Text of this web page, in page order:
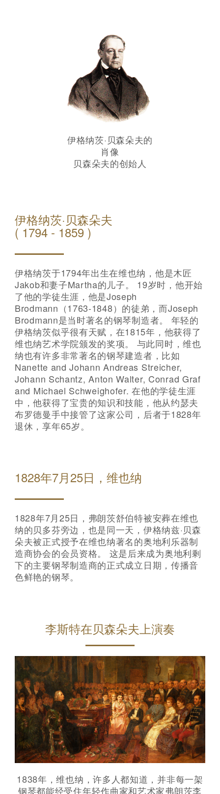
伊格纳茨·贝森朵夫的
肖像
贝森朵夫的创始人
伊格纳茨·贝森朵夫
( 1794 - 1859 )
伊格纳茨于1794年出生在维也纳，他是木匠
Jakob和妻子Martha的儿子。 19岁时，他开始
了他的学徒生涯，他是Joseph
Brodmann（1763-1848）的徒弟，而Joseph
Brodmann是当时著名的钢琴制造者。 年轻的
伊格纳茨似乎很有天赋，在1815年，他获得了
维也纳艺术学院颁发的奖项。 与此同时，维也
纳也有许多非常著名的钢琴建造者，比如
Nanette and Johann Andreas Streicher,
Johann Schantz, Anton Walter, Conrad Graf
and Michael Schweighofer. 在他的学徒生涯
中，他获得了宝贵的知识和技能，他从约瑟夫
布罗德曼手中接管了这家公司，后者于1828年
退休，享年65岁。
1828年7月25日，维也纳
1828年7月25日，弗朗茨舒伯特被安葬在维也
纳的贝多芬旁边，也是同一天，伊格纳兹·贝森
朵夫被正式授予在维也纳著名的奥地利乐器制
造商协会的会员资格。 这是后来成为奥地利剩
下的主要钢琴制造商的正式成立日期，传播音
色鲜艳的钢琴。
李斯特在贝森朵夫上演奏
1838年，维也纳，许多人都知道，并非每一架
钢琴都能经受住年轻作曲家和艺术家弗朗茨李